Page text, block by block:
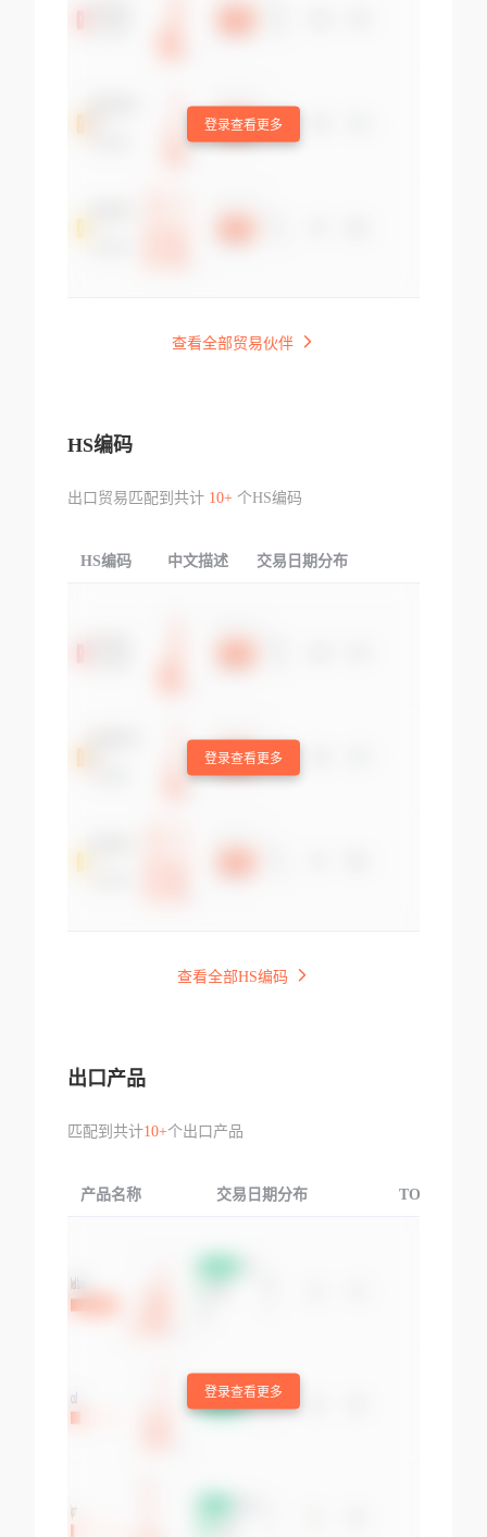
登录查看更多
查看全部贸易伙伴
HS编码
出口贸易匹配到共计 10+个HS编码
HS编码 中文描述 交易日期分布
登录查看更多
查看全部HS编码
出口产品
匹配到共计10+个出口产品
产品名称 交易日期分布 TOP3交易国
登录查看更多